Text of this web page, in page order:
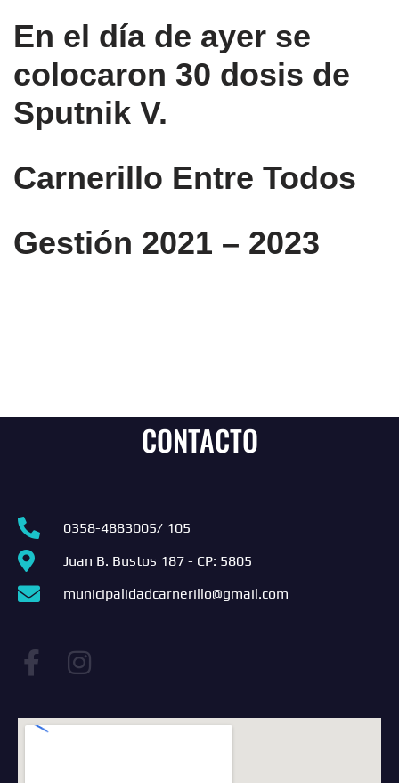
En el día de ayer se
colocaron 30 dosis de
Sputnik V.
Carnerillo Entre Todos
Gestión 2021 – 2023
CONTACTO
0358-4883005/ 105
Juan B. Bustos 187 - CP: 5805
municipalidadcarnerillo@gmail.com